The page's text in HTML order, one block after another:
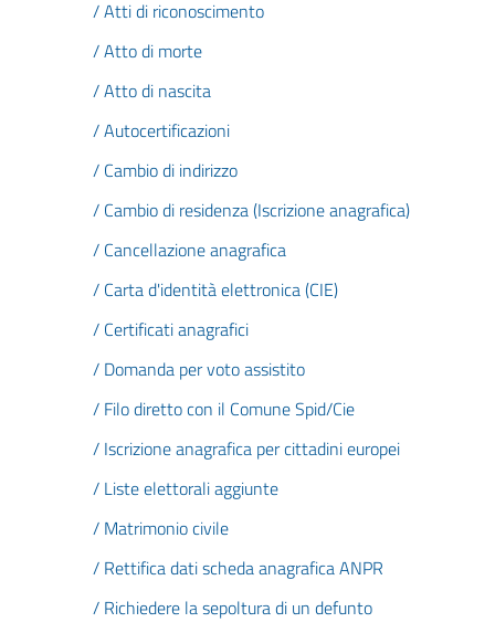
/ Atti di riconoscimento
/ Atto di morte
/ Atto di nascita
/ Autocertificazioni
/ Cambio di indirizzo
/ Cambio di residenza (Iscrizione anagrafica)
/ Cancellazione anagrafica
/ Carta d'identità elettronica (CIE)
/ Certificati anagrafici
/ Domanda per voto assistito
/ Filo diretto con il Comune Spid/Cie
/ Iscrizione anagrafica per cittadini europei
/ Liste elettorali aggiunte
/ Matrimonio civile
/ Rettifica dati scheda anagrafica ANPR
/ Richiedere la sepoltura di un defunto